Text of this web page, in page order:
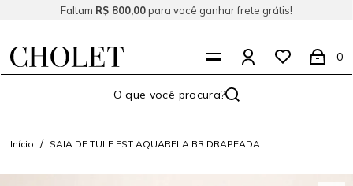
Faltam R$ 800,00para você ganhar frete grátis!
0
Início SAIA DE TULE EST AQUARELA BR DRAPEADA